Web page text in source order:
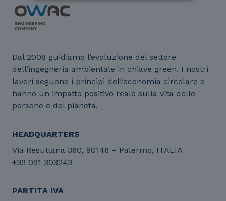
Dal 2008 guidiamo l’evoluzione del settore
dell’ingegneria ambientale in chiave green. I nostri
lavori seguono i principi dell’economia circolare e
hanno un impatto positivo reale sulla vita delle
persone e del pianeta.
HEADQUARTERS
Via Resuttana 360, 90146 – Palermo, ITALIA
+39 091 303243
PARTITA IVA